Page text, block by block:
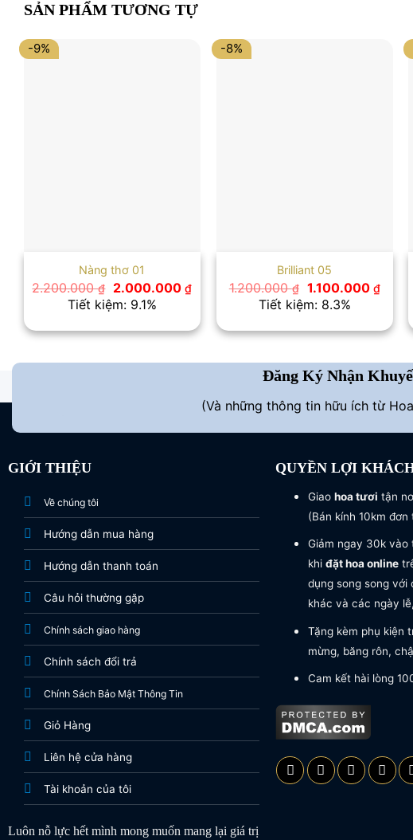
SẢN PHẨM TƯƠNG TỰ
-9%
Nàng thơ 01
2.200.000₫
Giá
gốc
là:
2.000.000₫Giá
là:
2.000.000 ₫.
Tiết kiệm: 9.1%
-8%
Brilliant 05
1.200.000₫
Giá
gốc
là:
1.100.000 ₫Giá
hiện
là:
Tiết kiệm: 8.3%
Đăng Ký Nhận
(Và những thông tin hữu ích từ
GIỚI THIỆU
Về chúng tôi
Hướng dẫn mua hàng
Hướng dẫn thanh toán
Câu hỏi thường gặp
Chính sách giao hàng
Chính sách đổi trả
Chính Sách Bảo Mật Thông Tin
Giỏ Hàng
Liên hệ cửa hàng
Tài khoản của tôi
Luôn nỗ lực hết mình mong muốn mang lại giá trị
QUYỀN LỢI
Giao hoa tươi tận
(Bán kính 10km
Giảm ngay 30k vào
khi đặt hoa online
dụng song song với
khác và các ngày
Tặng kèm phụ kiện
mừng, băng rôn,
Cam kết hài lòng